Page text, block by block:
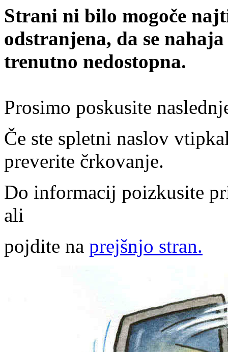
Strani ni bilo mogoče
odstranjena, da se
trenutno nedostopna.
Prosimo poskusite
Če ste spletni naslov
preverite črkovanje.
Do informacij poizkusite
ali
pojdite na prejšnjo stran.